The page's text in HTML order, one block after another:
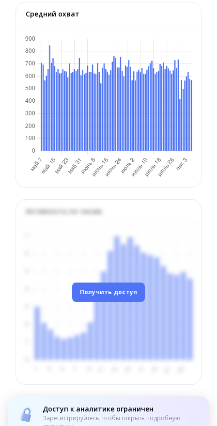
Средний охват
Активность по часам
Получить доступ
Доступ к аналитике ограничен
Зарегистрируйтесь, чтобы открыть подробную